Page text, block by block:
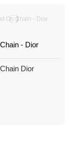
- Dior
Dior